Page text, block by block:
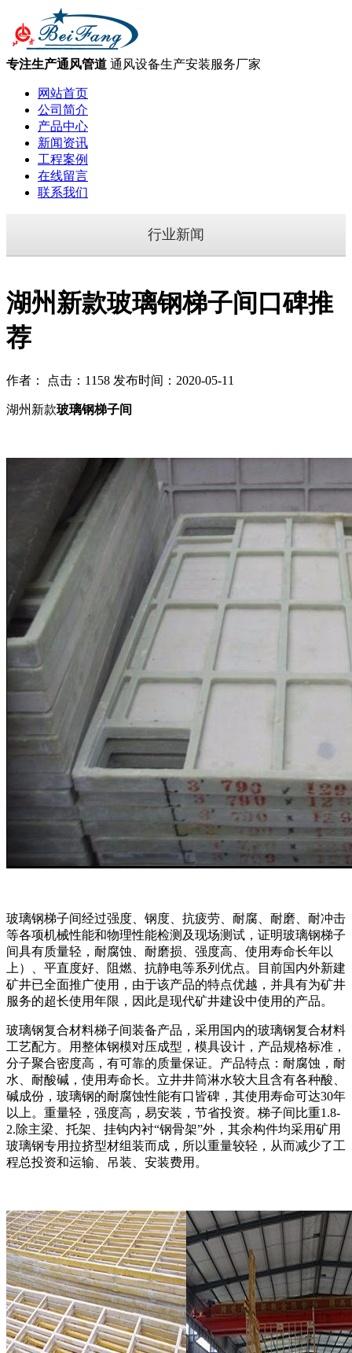
专注生产通风管道 通风设备生产安装服务厂家
网站首页
公司简介
产品中心
新闻资讯
工程案例
在线留言
联系我们
行业新闻
湖州新款玻璃钢梯子间口碑推
荐
作者： 点击：1158 发布时间：2020-05-11
湖州新款玻璃钢梯子间
玻璃钢梯子间经过强度、钢度、抗疲劳、耐腐、耐磨、耐冲击
等各项机械性能和物理性能检测及现场测试，证明玻璃钢梯子
间具有质量轻，耐腐蚀、耐磨损、强度高、使用寿命长年以
上）、平直度好、阻燃、抗静电等系列优点。目前国内外新建
矿井已全面推广使用，由于该产品的特点优越，并具有为矿井
服务的超长使用年限，因此是现代矿井建设中使用的产品。
玻璃钢复合材料梯子间装备产品，采用国内的玻璃钢复合材料
工艺配方。用整体钢模对压成型，模具设计，产品规格标准，
分子聚合密度高，有可靠的质量保证。产品特点：耐腐蚀，耐
水、耐酸碱，使用寿命长。立井井筒淋水较大且含有各种酸、
碱成份，玻璃钢的耐腐蚀性能有口皆碑，其使用寿命可达30年
以上。重量轻，强度高，易安装，节省投资。梯子间比重1.8-
2.除主梁、托架、挂钩内衬“钢骨架”外，其余构件均采用矿用
玻璃钢专用拉挤型材组装而成，所以重量较轻，从而减少了工
程总投资和运输、吊装、安装费用。